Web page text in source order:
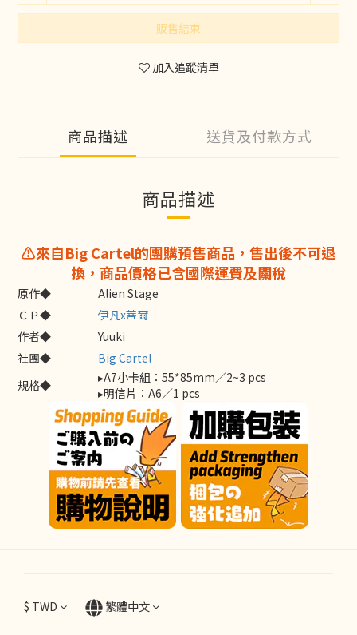
販售結束
加入追蹤清單
商品描述 送貨及付款方式
商品描述
⚠️來自Big Cartel的團購預售商品，售出後不可退
換，商品價格已含國際運費及關稅
原作◆
Alien Stage
ＣＰ◆
伊凡x蒂爾
作者◆
Yuuki
社團◆
Big Cartel
規格◆
▸A7小卡組：55*85mm／2~3 pcs
▸明信片：A6／1 pcs
$ TWD 繁體中文